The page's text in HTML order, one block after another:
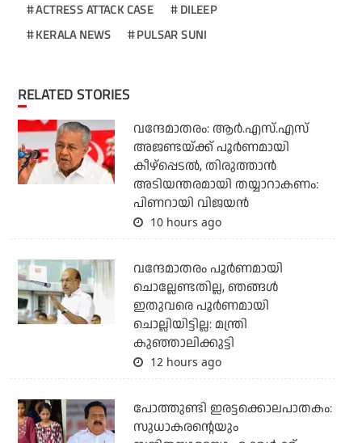
ACTRESS ATTACK CASE
DILEEP
KERALA NEWS
PULSAR SUNI
RELATED STORIES
വന്ദേമാതരം: ആര്‍.എസ്.എസ്
അജണ്ടയ്ക്ക് പൂര്‍ണമായി
കീഴ്‌പ്പെടല്‍, തിരുത്താന്‍
അടിയന്തരമായി തയ്യാറാകണം:
പിണറായി വിജയന്‍
10 hours ago
വന്ദേമാതരം പൂര്‍ണമായി
ചൊല്ലേണ്ടതില്ല, ഞങ്ങള്‍
ഇതുവരെ പൂര്‍ണമായി
ചൊല്ലിയിട്ടില്ല: മന്ത്രി
കുഞ്ഞാലിക്കുട്ടി
12 hours ago
പോത്തുണ്ടി ഇരട്ടക്കൊലപാതകം:
സുധാകരന്റെയും